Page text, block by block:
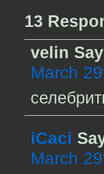
13
velin
March
iCaci
March